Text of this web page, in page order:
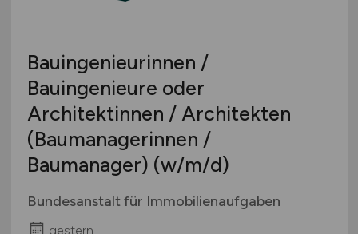
Bauingenieurinnen /
Bauingenieure oder
Architektinnen / Architekten
(Baumanagerinnen /
Baumanager) (w/m/d)
Bundesanstalt für Immobilienaufgaben
gestern